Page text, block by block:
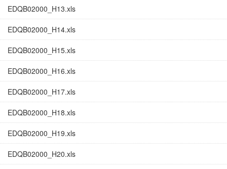
EDQB02000_H13.xls
EDQB02000_H14.xls
EDQB02000_H15.xls
EDQB02000_H16.xls
EDQB02000_H17.xls
EDQB02000_H18.xls
EDQB02000_H19.xls
EDQB02000_H20.xls